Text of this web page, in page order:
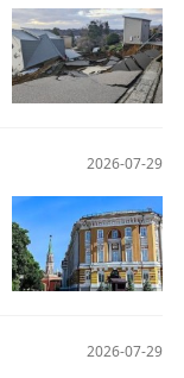
2026-07-29
2026-07-29